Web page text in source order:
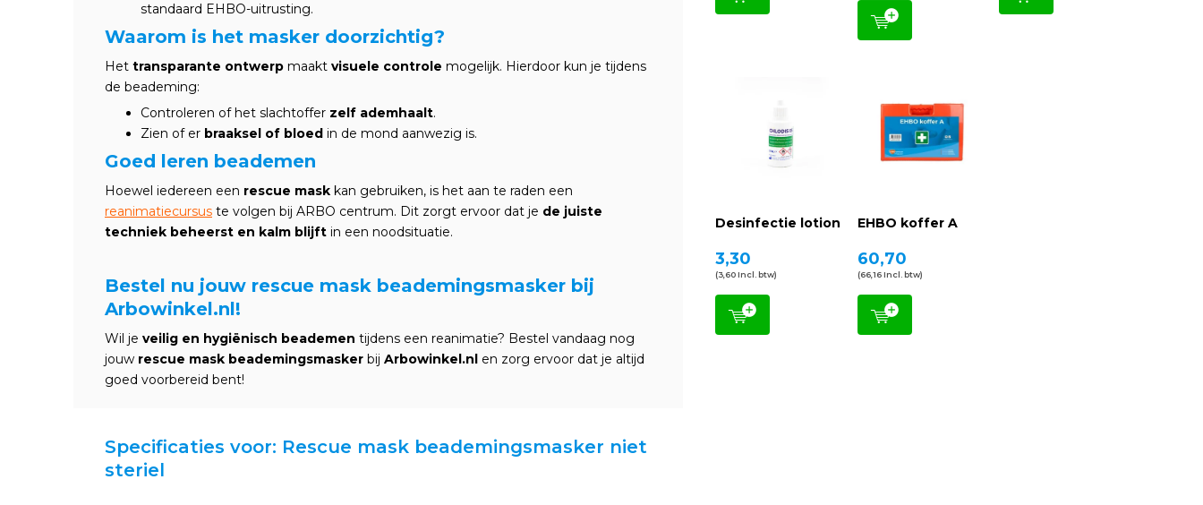
standaard EHBO-uitrusting.
Waarom is het masker doorzichtig?
Het transparante ontwerp maakt visuele controle mogelijk. Hierdoor kun je tijdens
de beademing:
Controleren of het slachtoffer zelf ademhaalt.
Zien of er braaksel of bloed in de mond aanwezig is.
Goed leren beademen
Hoewel iedereen een rescue mask kan gebruiken, is het aan te raden een
reanimatiecursus te volgen bij ARBO centrum. Dit zorgt ervoor dat je de juiste
techniek beheerst en kalm blijft in een noodsituatie.
Bestel nu jouw rescue mask beademingsmasker bij
Arbowinkel.nl!
Wil je veilig en hygiënisch beademen tijdens een reanimatie? Bestel vandaag nog
jouw rescue mask beademingsmasker bij Arbowinkel.nl en zorg ervoor dat je altijd
goed voorbereid bent!
Specificaties voor: Rescue mask beademingsmasker niet
steriel
Desinfectie lotion
3,30
(3,60 Incl. btw)
EHBO koffer A
60,70
(66,16 Incl. btw)